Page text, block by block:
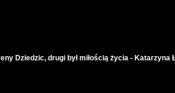
Dziedzic, drugi był miłością życia - Katarzyna